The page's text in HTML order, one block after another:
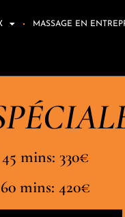
MASSAGE EN
mins: 330€
mins: 420€